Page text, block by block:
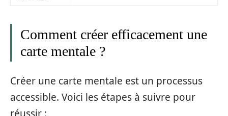
Comment créer efficacement une
carte mentale ?
Créer une carte mentale est un processus
accessible. Voici les étapes à suivre pour